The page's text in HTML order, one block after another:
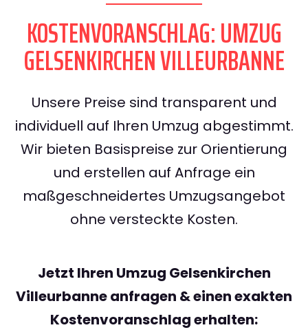
KOSTENVORANSCHLAG: UMZUG
GELSENKIRCHEN VILLEURBANNE
Unsere Preise sind transparent und
individuell auf Ihren Umzug abgestimmt.
Wir bieten Basispreise zur Orientierung
und erstellen auf Anfrage ein
maßgeschneidertes Umzugsangebot
ohne versteckte Kosten.
Jetzt Ihren Umzug Gelsenkirchen
Villeurbanne anfragen & einen exakten
Kostenvoranschlag erhalten: